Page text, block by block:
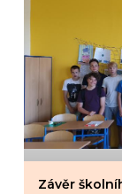
Závěr